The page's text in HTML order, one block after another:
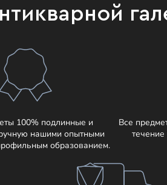
100% подлинные и
нашими опытными
образованием.
Все